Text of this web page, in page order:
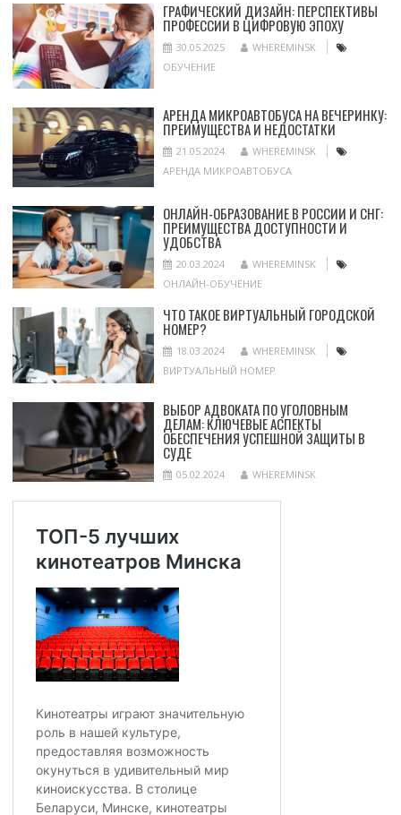
ГРАФИЧЕСКИЙ ДИЗАЙН: ПЕРСПЕКТИВЫ
ПРОФЕССИИ В ЦИФРОВУЮ ЭПОХУ
30.05.2025
WHEREMINSK
ОБУЧЕНИЕ
АРЕНДА МИКРОАВТОБУСА НА ВЕЧЕРИНКУ:
ПРЕИМУЩЕСТВА И НЕДОСТАТКИ
21.05.2024
WHEREMINSK
АРЕНДА МИКРОАВТОБУСА
ОНЛАЙН-ОБРАЗОВАНИЕ В РОССИИ И СНГ:
ПРЕИМУЩЕСТВА ДОСТУПНОСТИ И
УДОБСТВА
20.03.2024
WHEREMINSK
ОНЛАЙН-ОБУЧЕНИЕ
ЧТО ТАКОЕ ВИРТУАЛЬНЫЙ ГОРОДСКОЙ
НОМЕР?
18.03.2024
WHEREMINSK
ВИРТУАЛЬНЫЙ НОМЕР
ВЫБОР АДВОКАТА ПО УГОЛОВНЫМ
ДЕЛАМ: КЛЮЧЕВЫЕ АСПЕКТЫ
ОБЕСПЕЧЕНИЯ УСПЕШНОЙ ЗАЩИТЫ В
СУДЕ
05.02.2024 WHEREMINSK